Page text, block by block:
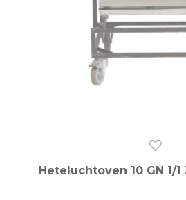
Heteluchtoven 10 GN 1/1